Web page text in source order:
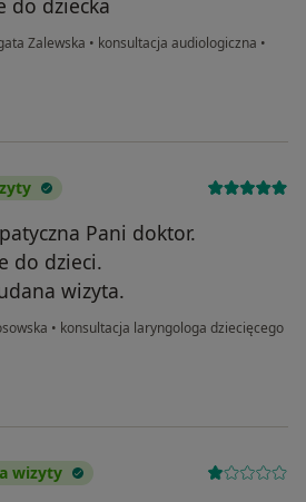
Zalewska • konsultacja audiologiczna •
Pani doktor.
do dzieci.
wizyta.
• konsultacja laryngologa dziecięcego
wizyty